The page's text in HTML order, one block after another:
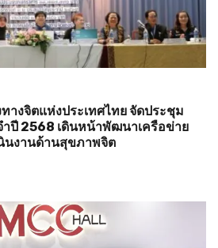
างจิตแห่งประเทศไทย จัดประชุม
ปี 2568 เดินหน้าพัฒนาเครือข่าย
นงานด้านสุขภาพจิต